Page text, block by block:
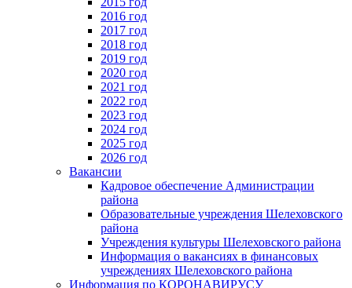
2016 год
2017 год
2018 год
2019 год
2020 год
2021 год
2022 год
2023 год
2024 год
2025 год
2026 год
Вакансии
Кадровое обеспечение Администрации
района
Образовательные учреждения Шелеховского
района
Учреждения культуры Шелеховского района
Информация о вакансиях в финансовых
учреждениях Шелеховского района
Информация по КОРОНАВИРУСУ